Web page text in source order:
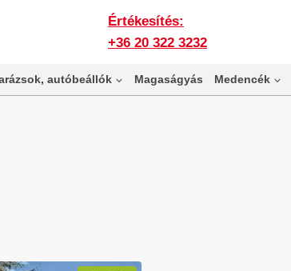
Értékesítés:
+36 20 322 3232
autóbeállók Magaságyás Medencék